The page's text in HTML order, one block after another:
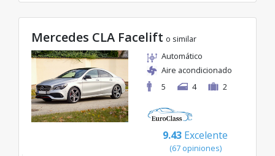
Mercedes CLA Facelift o similar
Automático
Aire acondicionado
5
4 2
9.43 Excelente
(67 opiniones)